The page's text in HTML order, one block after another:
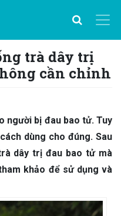
trà dây trị
cần chỉnh
người bị đau bao tử. Tuy
dùng cho đúng. Sau
dây trị đau bao tử mà
khảo để sử dụng và